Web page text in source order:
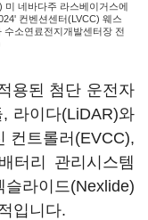
미 네바다주 라스베이거스에
컨벤션센터(LVCC) 웨스
수소연료전지개발센터장 전
용된 첨단 운전자
라이다(LiDAR)와
컨트롤러(EVCC),
터리 관리시스템
라이드(Nexlide)
입니다.